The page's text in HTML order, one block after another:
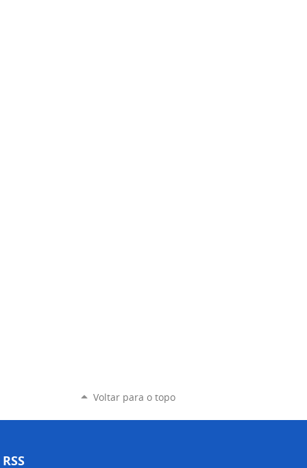
Voltar para o topo
RSS